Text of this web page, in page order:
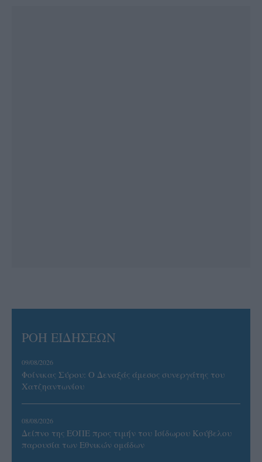
ΡΟΗ ΕΙΔΗΣΕΩΝ
09/08/2026
Φοίνικας Σύρου: Ο Δεναξάς άμεσος συνεργάτης του
Χατζηαντωνίου
08/08/2026
Δείπνο της ΕΟΠΕ προς τιμήν του Ισίδωρου Κούβελου
παρουσία των Εθνικών ομάδων